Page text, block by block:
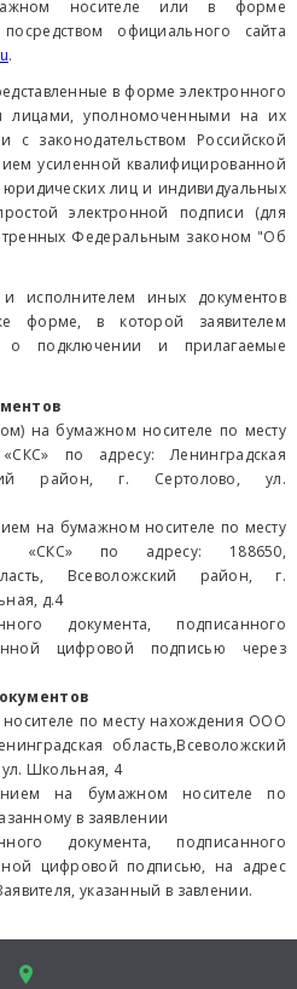
носителе или в форме
официального сайта
.
в форме электронного
лицами, уполномоченными на их
с законодательством Российской
усиленной квалифицированной
лиц и индивидуальных
электронной подписи (для
Федеральным законом "Об
исполнителем иных документов
форме, в которой заявителем
о подключении и прилагаемые
на бумажном носителе по месту
по адресу: Ленинградская
район, г. Сертолово, ул.
на бумажном носителе по месту
«СКС» по адресу: 188650,
Всеволожский район, г.
д.4
документа, подписанного
цифровой подписью через
по месту нахождения ООО
область,Всеволожский
Школьная, 4
на бумажном носителе по
в заявлении
документа, подписанного
цифровой подписью, на адрес
указанный в завлении.